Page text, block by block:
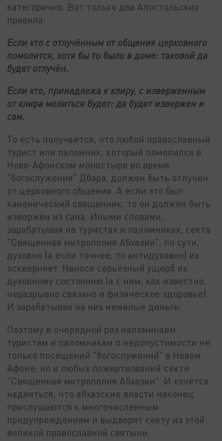
категорично. Вот только два Апостольских
правила:
Если кто с отлучённым от общения церковного
помолится, хотя бы то было в доме: таковой да
будет отлучён.
Если кто, принадлежа к клиру, с изверженным
от клира молиться будет: да будет извержен и
сам.
То есть получается, что любой православный
турист или паломник, который помолился в
Ново-Афонском монастыре во время
"богослужения" Дбара, должен быть отлучён
от церковного общения. А если это был
канонический священник, то он должен быть
извержен из сана. Иными словами,
зарабатывая на туристах и паломниках, секта
"Священная митрополия Абхазии", по сути,
духовно (а если точнее, то антидуховно) их
оскверняет. Нанося серьёзный ущерб их
духовному состоянию (а с ним, как известно,
неразрывно связано и физическое здоровье).
И зарабатывая на них немалые деньги.
Поэтому в очередной раз напоминаем
туристам и паломникам о недопустимости не
только посещений "богослужений" в Новом
Афоне, но и любых пожертвований секте
"Священная митрополия Абхазии". И хочется
надеяться, что абхазские власти наконец
прислушаются к многочисленным
предупреждениям и выдворят секту из этой
великой православной святыни.